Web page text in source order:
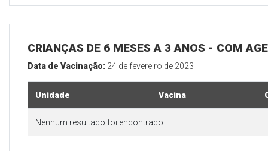
CRIANÇAS DE 6 MESES A 3 ANOS - COM
Data de Vacinação: 24 de fevereiro de 2023
Unidade Vacina
Nenhum resultado foi encontrado.